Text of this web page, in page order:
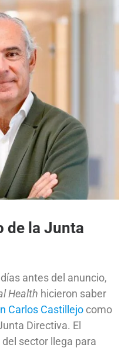
de la Junta
antes del anuncio,
Health hicieron saber
Carlos Castillejo como
Directiva. El
sector llega para